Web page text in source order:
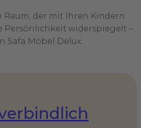
Raum, der mit Ihren Kindern
Persönlichkeit widerspiegelt –
Safa Möbel Delux.